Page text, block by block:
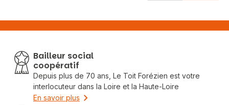
Bailleur social
coopératif
Depuis plus de 70 ans, Le Toit Forézien est votre
interlocuteur dans la Loire et la Haute-Loire
En savoir plus